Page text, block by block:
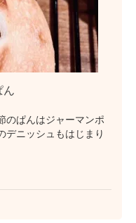
ん
のぱんはジャーマンポ
デニッシュもはじまり